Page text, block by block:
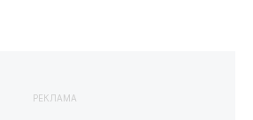
РЕКЛАМА